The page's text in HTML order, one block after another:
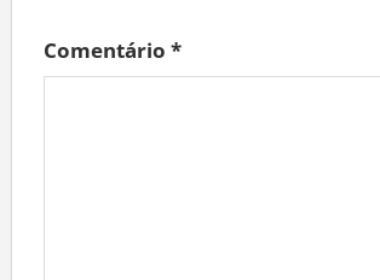
Comentário *